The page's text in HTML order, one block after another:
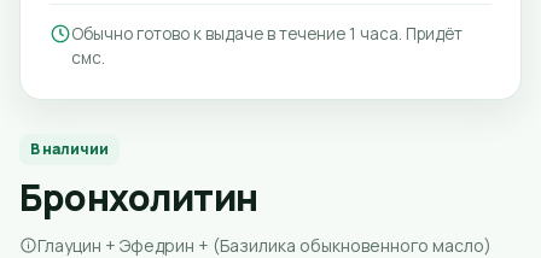
В наличии
Бронхолитин
Глауцин + Эфедрин + (Базилика обыкновенного масло)
Обычно готово к выдаче в течение 1 часа. Придёт
смс.